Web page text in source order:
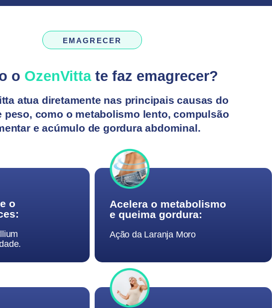
EMAGRECER
o OzenVittate faz emagrecer?
atua diretamente nas principais causas do
peso, como o metabolismo lento, compulsão
e acúmulo de gordura abdominal.
o
Acelera o metabolismo
e queima gordura:
Ação da Laranja Moro